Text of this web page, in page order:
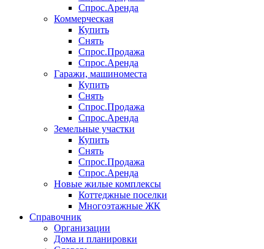
Спрос.Аренда
Коммерческая
Купить
Снять
Спрос.Продажа
Спрос.Аренда
Гаражи, машиноместа
Купить
Снять
Спрос.Продажа
Спрос.Аренда
Земельные участки
Купить
Снять
Спрос.Продажа
Спрос.Аренда
Новые жилые комплексы
Коттеджные поселки
Многоэтажные ЖК
Справочник
Организации
Дома и планировки